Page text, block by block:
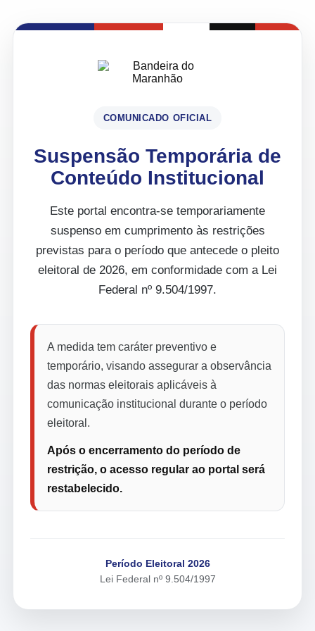
COMUNICADO OFICIAL
Suspensão Temporária de
Conteúdo Institucional
Este portal encontra-se temporariamente
suspenso em cumprimento às restrições
previstas para o período que antecede o pleito
eleitoral de 2026, em conformidade com a Lei
Federal nº 9.504/1997.
A medida tem caráter preventivo e
temporário, visando assegurar a observância
das normas eleitorais aplicáveis à
comunicação institucional durante o período
eleitoral.
Após o encerramento do período de
restrição, o acesso regular ao portal será
restabelecido.
Período Eleitoral 2026
Lei Federal nº 9.504/1997